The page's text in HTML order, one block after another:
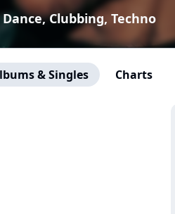
Dance, Clubbing, Techno
& Singles Charts